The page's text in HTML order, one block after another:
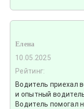
Елена
10.05.2025
Рейтинг:
Водитель приехал
и опытный
Водитель помогал